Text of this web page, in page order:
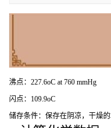
沸点：227.6oC at 760 mmHg
闪点：109.9oC
储存条件：保存在阴凉，干燥